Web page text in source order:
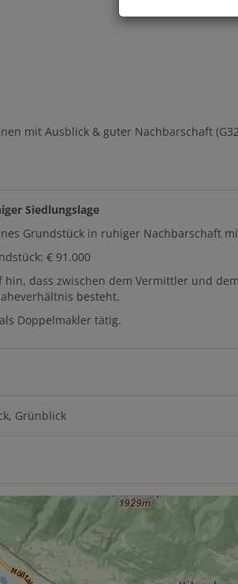
Siedlungslage
Grundstück in ruhiger Nachbarschaft
€ 91.000
hin, dass zwischen dem Vermittler und
besteht.
Doppelmakler tätig.
Grünblick